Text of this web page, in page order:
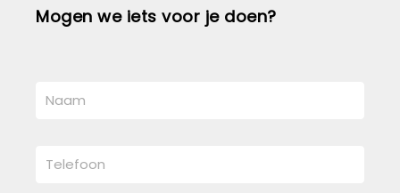
Mogen we iets voor je doen?